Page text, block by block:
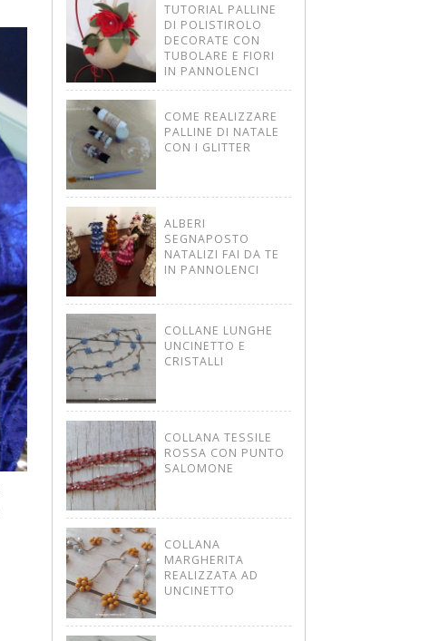
TUTORIAL PALLINE
DI POLISTIROLO
DECORATE CON
TUBOLARE E FIORI
IN PANNOLENCI
COME REALIZZARE
PALLINE DI NATALE
CON I GLITTER
ALBERI
SEGNAPOSTO
NATALIZI FAI DA TE
IN PANNOLENCI
COLLANE LUNGHE
UNCINETTO E
CRISTALLI
COLLANA TESSILE
ROSSA CON PUNTO
SALOMONE
COLLANA
MARGHERITA
REALIZZATA AD
UNCINETTO